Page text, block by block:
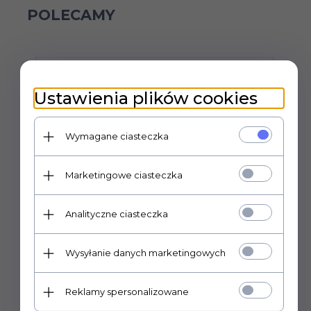
POLECAMY
Vinyl P-Shape Vibrator No.6 Light skin
Ustawienia plików cookies
Wymagane ciasteczka
Marketingowe ciasteczka
Analityczne ciasteczka
Wysyłanie danych marketingowych
Reklamy spersonalizowane